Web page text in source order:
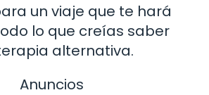
un viaje que te hará
lo que creías saber
alternativa.
Anuncios